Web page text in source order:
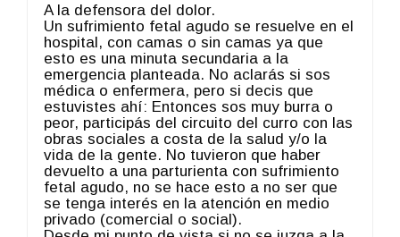
A la defensora del dolor.
Un sufrimiento fetal agudo se resuelve en el
hospital, con camas o sin camas ya que
esto es una minuta secundaria a la
emergencia planteada. No aclarás si sos
médica o enfermera, pero si decis que
estuvistes ahí: Entonces sos muy burra o
peor, participás del circuito del curro con las
obras sociales a costa de la salud y/o la
vida de la gente. No tuvieron que haber
devuelto a una parturienta con sufrimiento
fetal agudo, no se hace esto a no ser que
se tenga interés en la atención en medio
privado (comercial o social).